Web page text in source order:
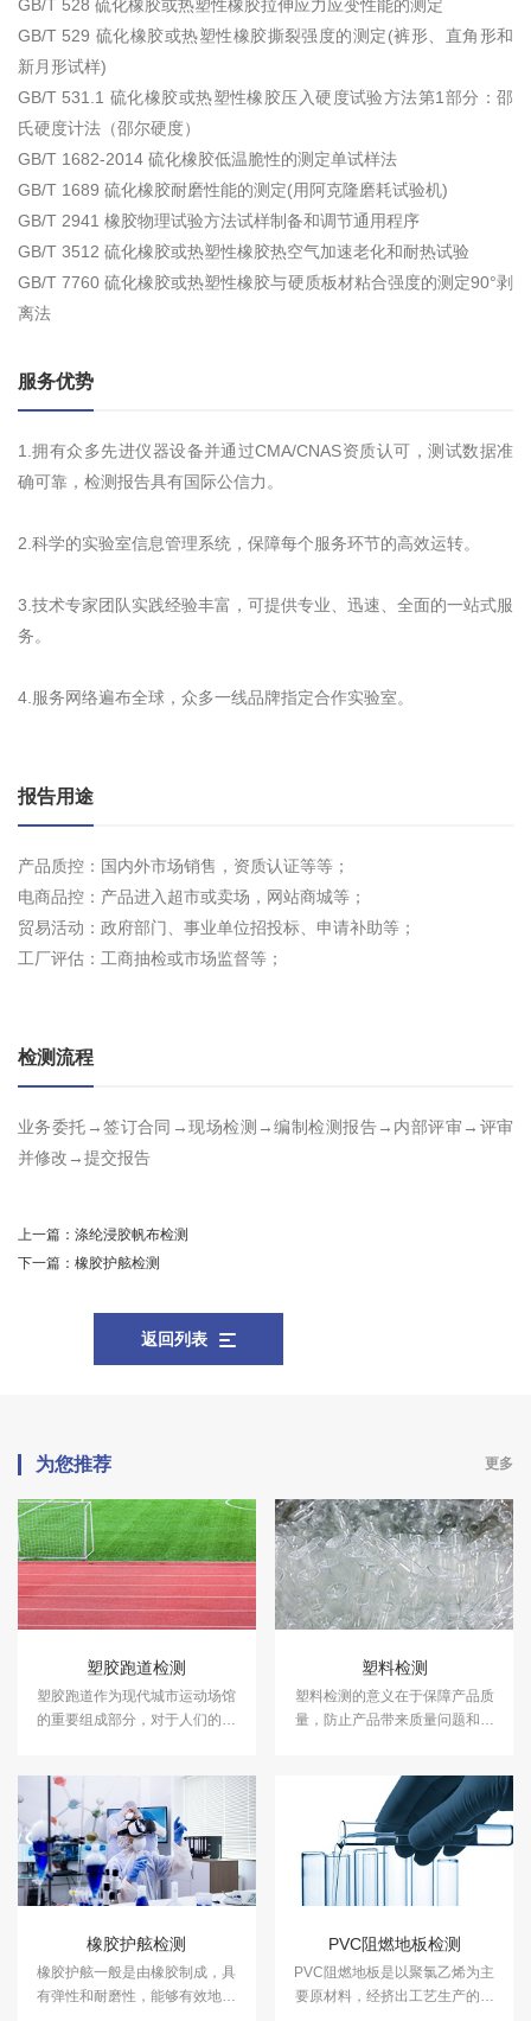
GB/T 528 硫化橡胶或热塑性橡胶拉伸应力应变性能的测定
GB/T 529 硫化橡胶或热塑性橡胶撕裂强度的测定(裤形、直角形和
新月形试样)
GB/T 531.1 硫化橡胶或热塑性橡胶压入硬度试验方法第1部分：邵
氏硬度计法（邵尔硬度）
GB/T 1682-2014 硫化橡胶低温脆性的测定单试样法
GB/T 1689 硫化橡胶耐磨性能的测定(用阿克隆磨耗试验机)
GB/T 2941 橡胶物理试验方法试样制备和调节通用程序
GB/T 3512 硫化橡胶或热塑性橡胶热空气加速老化和耐热试验
GB/T 7760 硫化橡胶或热塑性橡胶与硬质板材粘合强度的测定90°剥
离法
服务优势
1.拥有众多先进仪器设备并通过CMA/CNAS资质认可，测试数据准
确可靠，检测报告具有国际公信力。
2.科学的实验室信息管理系统，保障每个服务环节的高效运转。
3.技术专家团队实践经验丰富，可提供专业、迅速、全面的一站式服
务。
4.服务网络遍布全球，众多一线品牌指定合作实验室。
报告用途
产品质控：国内外市场销售，资质认证等等；
电商品控：产品进入超市或卖场，网站商城等；
贸易活动：政府部门、事业单位招投标、申请补助等；
工厂评估：工商抽检或市场监督等；
检测流程
业务委托→签订合同→现场检测→编制检测报告→内部评审→评审
并修改→提交报告
上一篇： 涤纶浸胶帆布检测
下一篇： 橡胶护舷检测
返回列表
为您推荐 更多
塑胶跑道检测
塑胶跑道作为现代城市运动场馆
的重要组成部分，对于人们的健
测及其他各类运动场地检测。
塑料检测
塑料检测的意义在于保障产品质
量，防止产品带来质量问题和安
测、塑料成分分析等领域的检
测，并出具具有CMA资质的塑料
检测报告。
橡胶护舷检测
橡胶护舷一般是由橡胶制成，具
有弹性和耐磨性，能够有效地保
PVC阻燃地板检测
PVC阻燃地板是以聚氯乙烯为主
要原材料，经挤出工艺生产的软